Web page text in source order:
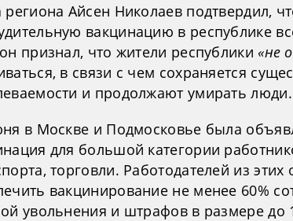
региона Айсен Николаев подтвердил,
вакцинацию в республике
признал, что жители республики«не
в связи с чем сохраняется
и продолжают умирать люди.
в Москве и Подмосковье была
для большой категории
торговли. Работодателей из этих
вакцинирование не менее 60%
увольнения и штрафов в размере до